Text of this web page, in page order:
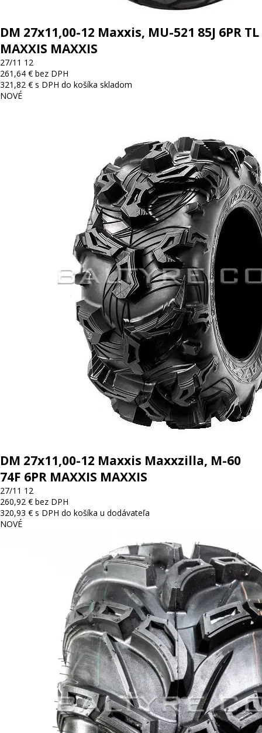
DM 27x11,00-12 Maxxis, MU-521 85J 6PR TL
MAXXIS MAXXIS
27/11 12
261,64 € bez DPH
321,82 € s DPH do košíka skladom
NOVÉ
DM 27x11,00-12 Maxxis Maxxzilla, M-60
74F 6PR MAXXIS MAXXIS
27/11 12
260,92 € bez DPH
320,93 € s DPH do košíka u dodávateľa
NOVÉ